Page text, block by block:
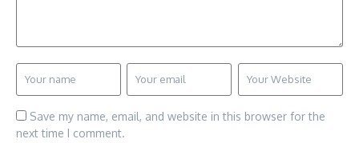
Save my name, email, and website in this browser for the
next time I comment.